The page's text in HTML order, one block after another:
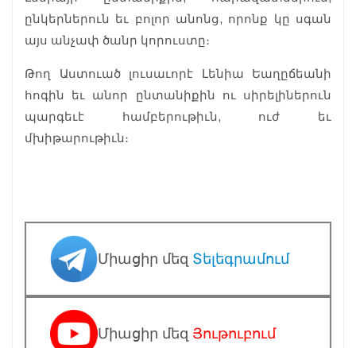
ընկերներուն եւ բոլոր անոնց, որոնք կը սգան
այս անչափ ծանր կորուստը։
Թող Աստուած լուսաւորէ Լենիա Եաղըճեանի
հոգին եւ անոր ընտանիքին ու սիրելիներուն
պարգեւէ համբերութիւն, ուժ եւ
մխիթարութիւն։
Միացիր մեզ Տելեգրամում
Միացիր մեզ Յութուբում